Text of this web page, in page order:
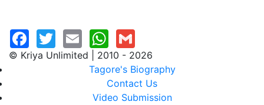
© Kriya Unlimited | 2010 - 2026
Tagore's Biography
Contact Us
Video Submission